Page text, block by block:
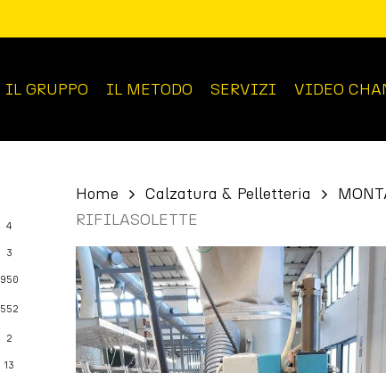
IL GRUPPO IL METODO SERVIZI VIDEO
4
3
950
552
2
13
Home Calzatura & Pelletteria
RIFILASOLETTE